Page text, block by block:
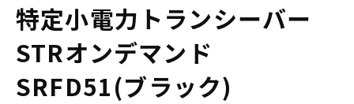
特定小電力トランシーバー
STRオンデマンド
SRFD51(ブラック)